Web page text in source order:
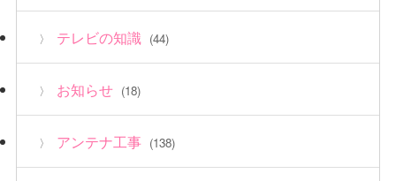
テレビの知識 (44)
お知らせ (18)
アンテナ工事 (138)